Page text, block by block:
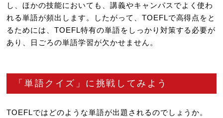
し、ほかの技能においても、講義やキャンパスでよく使わ
れる単語が頻出します。したがって、TOEFLで高得点をと
るためには、TOEFL特有の単語をしっかり対策する必要が
あり、日ごろの単語学習が欠かせません。
「単語クイズ」に挑戦してみよう
TOEFLではどのような単語が出題されるのでしょうか。